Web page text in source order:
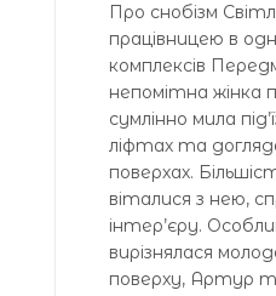
Про снобізм
працівницею в
комплексів
непомітна жінка
сумлінно мила
ліфтах та
поверхах.
віталися з нею,
інтер’єру.
вирізнялася
поверху, Артур